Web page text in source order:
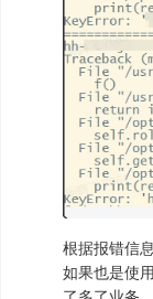
根据报错信
如果也是使